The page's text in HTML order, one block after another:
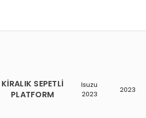
KİRALIK SEPETLİ
PLATFORM
Isuzu
2023
2023